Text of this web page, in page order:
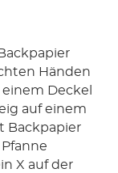
Händen
Deckel
auf einem
Backpapier
X auf der